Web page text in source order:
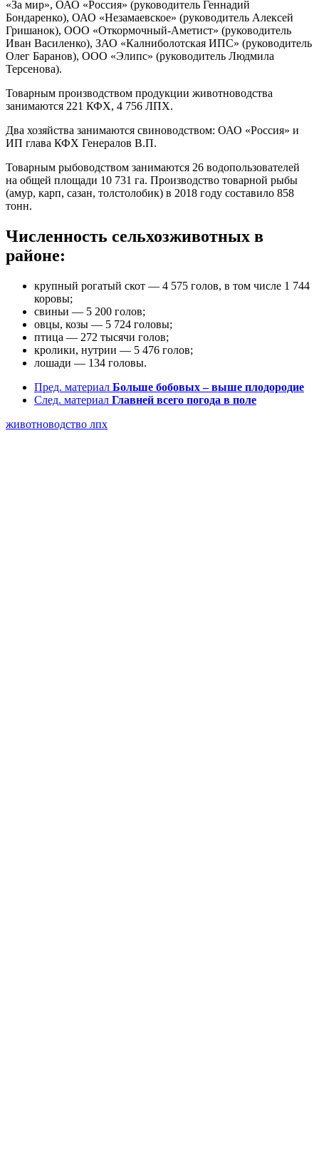
«За мир», ОАО «Россия» (руководитель Геннадий
Бондаренко), ОАО «Незамаевское» (руководитель Алексей
Гришанок), ООО «Откормочный-Аметист» (руководитель
Иван Василенко), ЗАО «Калниболотская ИПС» (руководитель
Олег Баранов), ООО «Элипс» (руководитель Людмила
Терсенова).
Товарным производством продукции животноводства
занимаются 221 КФХ, 4 756 ЛПХ.
Два хозяйства занимаются свиноводством: ОАО «Россия» и
ИП глава КФХ Генералов В.П.
Товарным рыбоводством занимаются 26 водопользователей
на общей площади 10 731 га. Производство товарной рыбы
(амур, карп, сазан, толстолобик) в 2018 году составило 858
тонн.
Численность сельхозживотных в
районе:
крупный рогатый скот — 4 575 голов, в том числе 1 744
коровы;
свиньи — 5 200 голов;
овцы, козы — 5 724 головы;
птица — 272 тысячи голов;
кролики, нутрии — 5 476 голов;
лошади — 134 головы.
Пред. материал Больше бобовых – выше плодородие
След. материал Главней всего погода в поле
животноводство лпх